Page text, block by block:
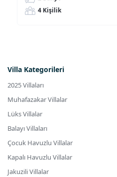
4 Kişilik
Villa Kategorileri
2025 Villaları
Muhafazakar Villalar
Lüks Villalar
Balayı Villaları
Çocuk Havuzlu Villalar
Kapalı Havuzlu Villalar
Jakuzili Villalar